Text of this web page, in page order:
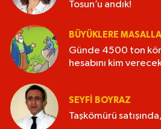
Tosun’u andık!
BÜYÜKLERE
Günde 4500 ton
hesabını kim
SEYFI BOYRAZ
Taşkömürü